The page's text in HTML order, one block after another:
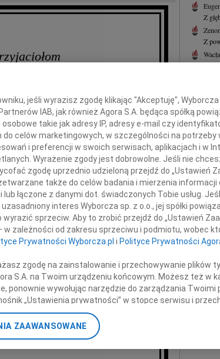
z powodu śmierci
Budimeksu SA
Z
Z
Z
Z
+
Asia
+
jeśli wyrazisz zgodę klikając "Akceptuję",
IAB, jak również Agora S.A. będąca spółką
takie jak adresy IP, adresy e-mail czy
celów marketingowych, w szczególności na potrzeby
i preferencji w swoich serwisach, aplikacjach i w
Wyrażenie zgody jest dobrowolne. Jeśli nie
zgodę uprzednio udzieloną przejdź do „Ustawień
także do celów badania i mierzenia
łączone z danymi dot. świadczonych Tobie usług.
interes Wyborcza sp. z o.o., jej spółki
sprzeciw. Aby to zrobić przejdź do „Ustawień
zależności od zakresu sprzeciwu i podmiotu, wobec
Prywatności Wyborcza.pl i Polityce Prywatności
zgodę na zainstalowanie i przechowywanie plików
S.A. na Twoim urządzeniu końcowym. Możesz też w
ponownie wywołując narzędzie do zarządzania Twoimi
„Ustawienia prywatności” w stopce serwisu i
ustawień plików cookie możliwa jest także za pomocą
możemy przetwarzać dane osobowe w
Aktywne skanowanie charakterystyki urządzenia do
ZAAWANSOWANE